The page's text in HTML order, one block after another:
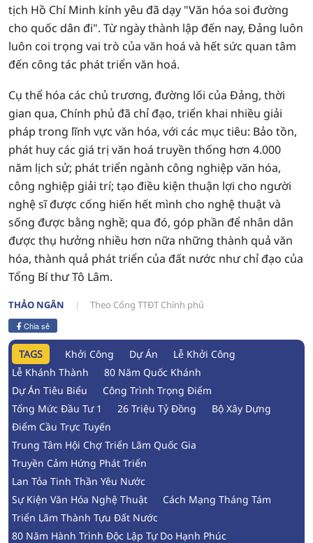
tịch Hồ Chí Minh kính yêu đã dạy "Văn hóa soi đường
cho quốc dân đi". Từ ngày thành lập đến nay, Đảng luôn
luôn coi trọng vai trò của văn hoá và hết sức quan tâm
đến công tác phát triển văn hoá.
Cụ thể hóa các chủ trương, đường lối của Đảng, thời
gian qua, Chính phủ đã chỉ đạo, triển khai nhiều giải
pháp trong lĩnh vực văn hóa, với các mục tiêu: Bảo tồn,
phát huy các giá trị văn hoá truyền thống hơn 4.000
năm lịch sử; phát triển ngành công nghiệp văn hóa,
công nghiệp giải trí; tạo điều kiện thuận lợi cho người
nghệ sĩ được cống hiến hết mình cho nghệ thuật và
sống được bằng nghề; qua đó, góp phần để nhân dân
được thụ hưởng nhiều hơn nữa những thành quả văn
hóa, thành quả phát triển của đất nước như chỉ đạo của
Tổng Bí thư Tô Lâm.
THẢO NGÂN Theo Cổng TTĐT Chính phủ
Chia sẻ
TAGS Khởi Công Dự Án
Lễ Khởi Công
Lễ Khánh Thành
80 Năm Quốc Khánh
Dự Án Tiêu Biểu
Công Trình Trọng Điểm
Tổng Mức Đầu Tư 1
26 Triệu Tỷ Đồng
Bộ Xây Dựng
Điểm Cầu Trực Tuyến
Trung Tâm Hội Chợ Triển Lãm Quốc Gia
Truyền Cảm Hứng Phát Triển
Lan Tỏa Tinh Thần Yêu Nước
Sự Kiện Văn Hóa Nghệ Thuật
Cách Mạng Tháng Tám
Triển Lãm Thành Tựu Đất Nước
80 Năm Hành Trình Độc Lập Tự Do Hạnh Phúc